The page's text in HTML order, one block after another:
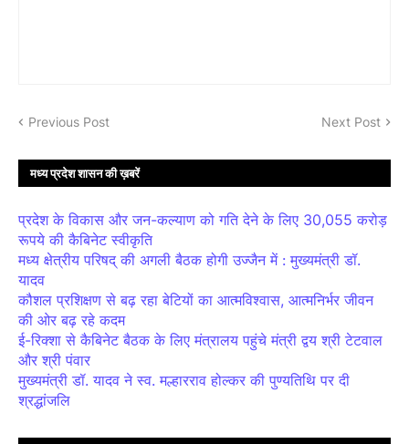
Previous Post Next Post
मध्य प्रदेश शासन की ख़बरें
प्रदेश के विकास और जन-कल्याण को गति देने के लिए 30,055 करोड़
रूपये की कैबिनेट स्वीकृति
मध्य क्षेत्रीय परिषद् की अगली बैठक होगी उज्जैन में : मुख्यमंत्री डॉ.
यादव
कौशल प्रशिक्षण से बढ़ रहा बेटियों का आत्मविश्वास, आत्मनिर्भर जीवन
की ओर बढ़ रहे कदम
ई-रिक्शा से कैबिनेट बैठक के लिए मंत्रालय पहुंचे मंत्री द्वय श्री टेटवाल
और श्री पंवार
मुख्यमंत्री डॉ. यादव ने स्व. मल्हारराव होल्कर की पुण्यतिथि पर दी
श्रद्धांजलि